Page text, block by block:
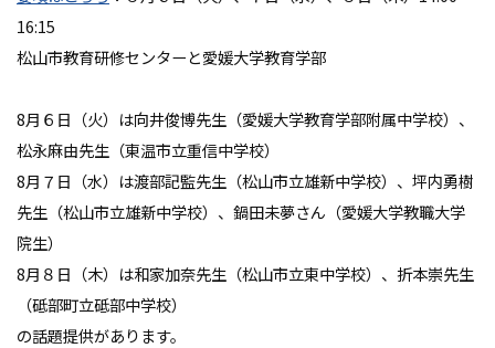
16:15
松山市教育研修センターと愛媛大学教育学部
8月６日（火）は向井俊博先生（愛媛大学教育学部附属中学校）、
松永麻由先生（東温市立重信中学校）
8月７日（水）は渡部記監先生（松山市立雄新中学校）、坪内勇樹
先生（松山市立雄新中学校）、鍋田未夢さん（愛媛大学教職大学
院生）
8月８日（木）は和家加奈先生（松山市立東中学校）、折本崇先生
（砥部町立砥部中学校）
の話題提供があります。